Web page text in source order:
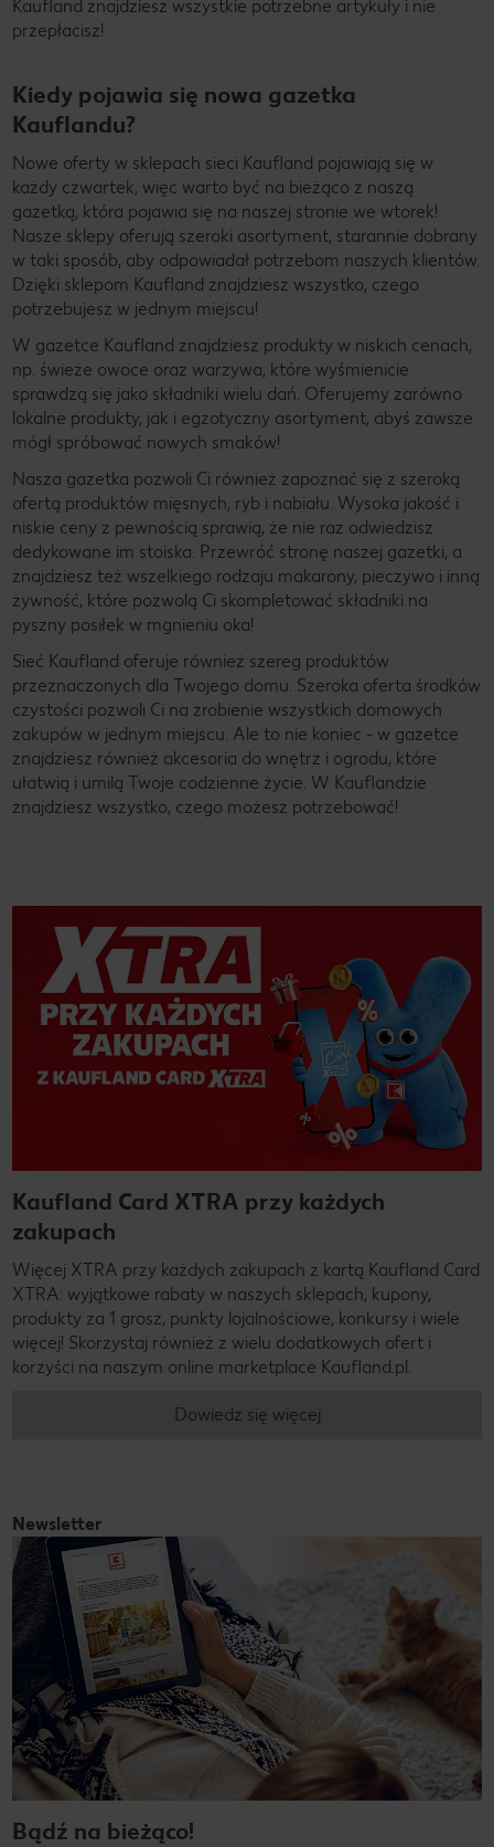
Kaufland znajdziesz wszystkie potrzebne artykuły i nie
przepłacisz!
Kiedy pojawia się nowa gazetka
Kauflandu?
Nowe oferty w sklepach sieci Kaufland pojawiają się w
każdy czwartek, więc warto być na bieżąco z naszą
gazetką, która pojawia się na naszej stronie we wtorek!
Nasze sklepy oferują szeroki asortyment, starannie dobrany
w taki sposób, aby odpowiadał potrzebom naszych klientów.
Dzięki sklepom Kaufland znajdziesz wszystko, czego
potrzebujesz w jednym miejscu!
W gazetce Kaufland znajdziesz produkty w niskich cenach,
np. świeże owoce oraz warzywa, które wyśmienicie
sprawdzą się jako składniki wielu dań. Oferujemy zarówno
lokalne produkty, jak i egzotyczny asortyment, abyś zawsze
mógł spróbować nowych smaków!
Nasza gazetka pozwoli Ci również zapoznać się z szeroką
ofertą produktów mięsnych, ryb i nabiału. Wysoka jakość i
niskie ceny z pewnością sprawią, że nie raz odwiedzisz
dedykowane im stoiska. Przewróć stronę naszej gazetki, a
znajdziesz też wszelkiego rodzaju makarony, pieczywo i inną
żywność, które pozwolą Ci skompletować składniki na
pyszny posiłek w mgnieniu oka!
Sieć Kaufland oferuje również szereg produktów
przeznaczonych dla Twojego domu. Szeroka oferta środków
czystości pozwoli Ci na zrobienie wszystkich domowych
zakupów w jednym miejscu. Ale to nie koniec - w gazetce
znajdziesz również akcesoria do wnętrz i ogrodu, które
ułatwią i umilą Twoje codzienne życie. W Kauflandzie
znajdziesz wszystko, czego możesz potrzebować!
Kaufland Card XTRA przy każdych
zakupach
Więcej XTRA przy każdych zakupach z kartą Kaufland Card
XTRA: wyjątkowe rabaty w naszych sklepach, kupony,
produkty za 1 grosz, punkty lojalnościowe, konkursy i wiele
więcej! Skorzystaj również z wielu dodatkowych ofert i
korzyści na naszym online marketplace Kaufland.pl.
Dowiedz się więcej
Newsletter
Bądź na bieżąco!